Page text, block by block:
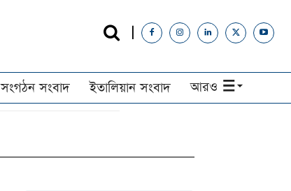
সংগঠন সংবাদ ইতালিয়ান সংবাদ আরও